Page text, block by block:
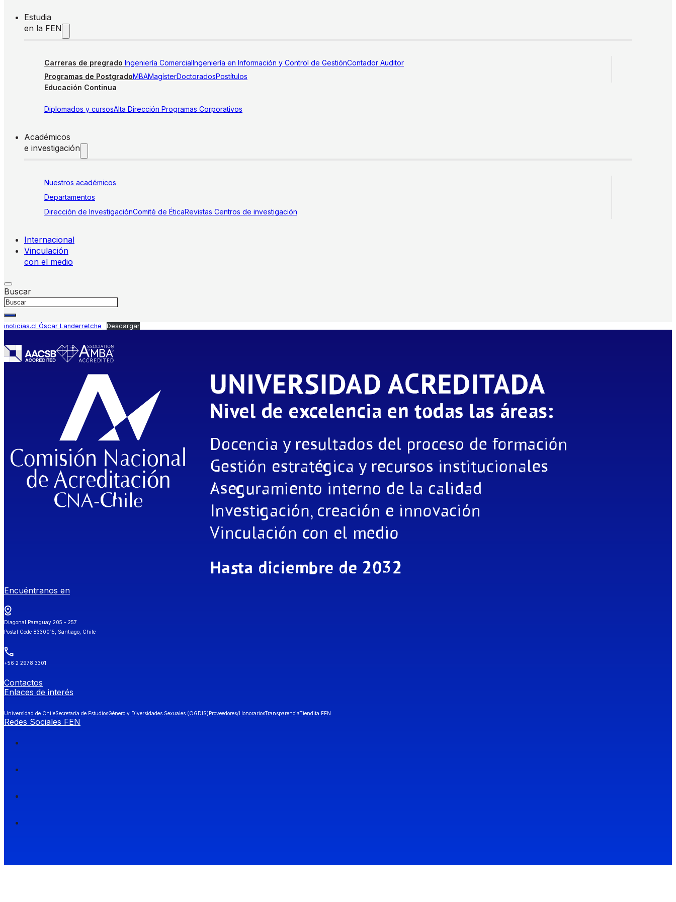
Estudia
en la FEN
Carreras de pregrado Ingeniería ComercialIngeniería en Información y Control de GestiónContador Auditor
Programas de PostgradoMBAMagísterDoctoradosPostítulos
Educación Continua
Diplomados y cursosAlta Dirección Programas Corporativos
Académicos
e investigación
Nuestros académicos
Departamentos
Dirección de InvestigaciónComité de ÉticaRevistas Centros de investigación
Internacional
Vinculación
con el medio
Buscar
inoticias.cl Óscar Landerretche Descargar
Encuéntranos en
Diagonal Paraguay 205 - 257
Postal Code 8330015, Santiago, Chile
+56 2 2978 3301
Contactos
Enlaces de interés
Universidad de ChileSecretaría de EstudiosGénero y Diversidades Sexuales (OGDIS)Proveedores/HonorariosTransparenciaTiendita FEN
Redes Sociales FEN